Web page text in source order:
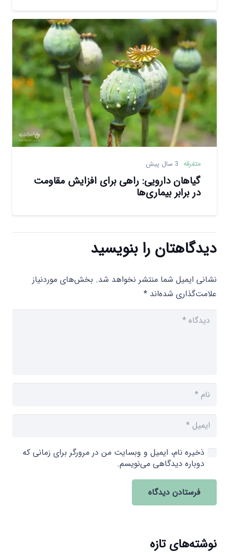
متفرقه 3 سال پیش
گیاهان دارویی: راهی برای افزایش مقاومت
در برابر بیماری‌ها
دیدگاهتان را بنویسید
نشانی ایمیل شما منتشر نخواهد شد. بخش‌های موردنیاز
علامت‌گذاری شده‌اند *
ذخیره نام، ایمیل و وبسایت من در مرورگر برای زمانی که
دوباره دیدگاهی می‌نویسم.
فرستادن دیدگاه
نوشته‌های تازه